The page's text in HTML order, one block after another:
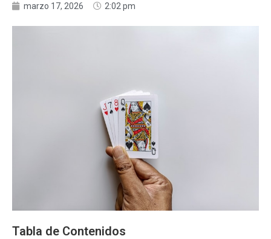
marzo 17, 2026 2:02 pm
Tabla de Contenidos